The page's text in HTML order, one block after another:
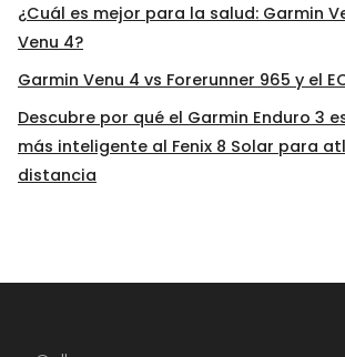
¿Cuál es mejor para la salud: Garmin
Venu 4?
Garmin Venu 4 vs Forerunner 965 y el
Descubre por qué el Garmin Enduro 3
más inteligente al Fenix 8 Solar para
distancia